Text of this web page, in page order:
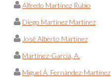
Alfredo Martínez Rubio
Diego Martínez Martínez
José Alberto Martínez
Martínez-García, A.
Miguel Á. Fernández-Martínez